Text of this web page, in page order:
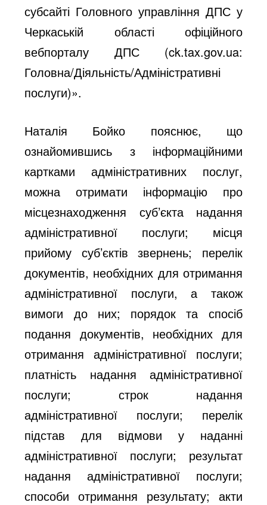
субсайті Головного управління ДПС у
Черкаській області офіційного
вебпорталу ДПС (ck.tax.gov.ua:
Головна/Діяльність/Адміністративні
послуги)».
Наталія Бойко пояснює, що
ознайомившись з інформаційними
картками адміністративних послуг,
можна отримати інформацію про
місцезнаходження суб’єкта надання
адміністративної послуги; місця
прийому суб’єктів звернень; перелік
документів, необхідних для отримання
адміністративної послуги, а також
вимоги до них; порядок та спосіб
подання документів, необхідних для
отримання адміністративної послуги;
платність надання адміністративної
послуги; строк надання
адміністративної послуги; перелік
підстав для відмови у наданні
адміністративної послуги; результат
надання адміністративної послуги;
способи отримання результату; акти